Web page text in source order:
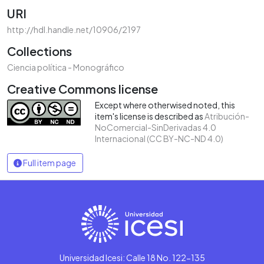
URI
http://hdl.handle.net/10906/2197
Collections
Ciencia política - Monográfico
Creative Commons license
Except where otherwised noted, this
item's license is described asAtribución-
NoComercial-SinDerivadas 4.0
Internacional (CC BY-NC-ND 4.0)
Full item page
Universidad Icesi: Calle 18 No. 122-135